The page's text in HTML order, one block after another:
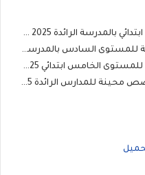
الرائدة 2025 - التعليم الصريح
السادس بالمدرسة الرائدة 2025
ابتدائي 2025 - المدرسة الرائدة
2025– جميع المستويات الابتدائية